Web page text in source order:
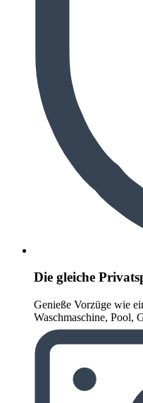
Die gleiche
Genieße Vorzüge wie
Waschmaschine, Pool,